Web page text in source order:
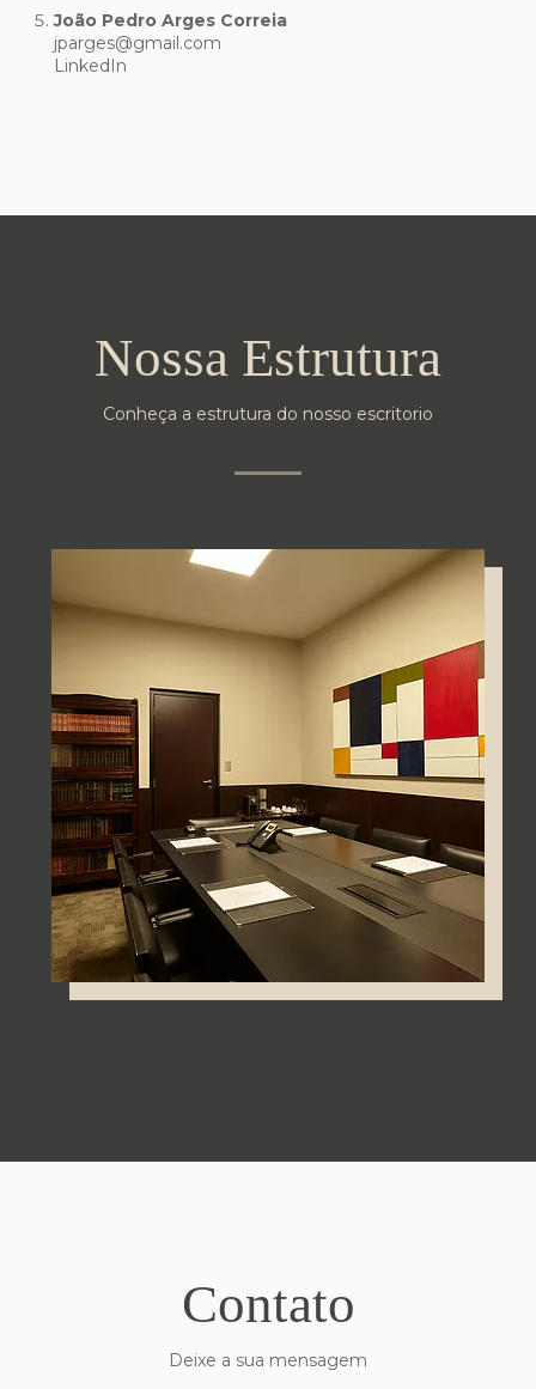
João Pedro Arges Correia
jparges@gmail.com
LinkedIn
Nossa Estrutura
Conheça a estrutura do nosso escritorio
Contato
Deixe a sua mensagem